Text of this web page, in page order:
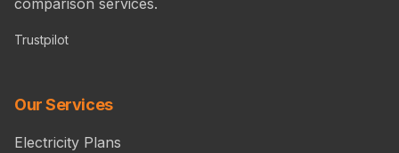
comparison services.
Trustpilot
Our Services
Electricity Plans